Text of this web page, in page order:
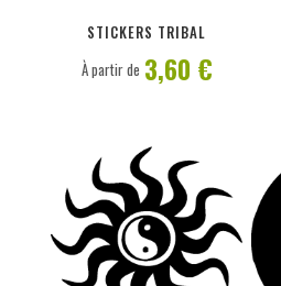
STICKERS TRIBAL
À partir de 3,60 €